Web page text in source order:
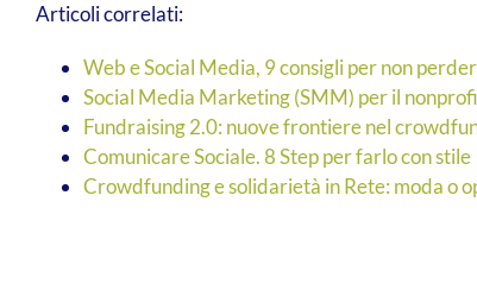
Articoli correlati:
Web e Social Media, 9 consigli per non
Social Media Marketing (SMM) per il
Fundraising 2.0: nuove frontiere nel
Comunicare Sociale. 8 Step per farlo con stile
Crowdfunding e solidarietà in Rete: moda o